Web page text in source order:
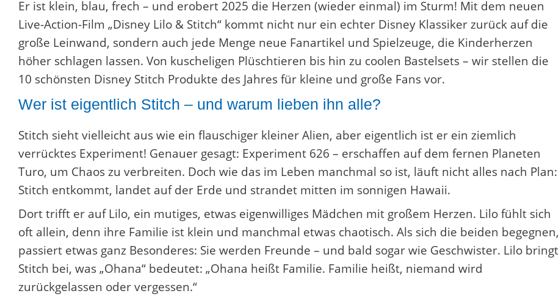
Er ist klein, blau, frech – und erobert 2025 die Herzen (wieder einmal) im Sturm! Mit dem neuen
Live-Action-Film „Disney Lilo & Stitch“ kommt nicht nur ein echter Disney Klassiker zurück auf die
große Leinwand, sondern auch jede Menge neue Fanartikel und Spielzeuge, die Kinderherzen
höher schlagen lassen. Von kuscheligen Plüschtieren bis hin zu coolen Bastelsets – wir stellen die
10 schönsten Disney Stitch Produkte des Jahres für kleine und große Fans vor.
Wer ist eigentlich Stitch – und warum lieben ihn alle?
Stitch sieht vielleicht aus wie ein flauschiger kleiner Alien, aber eigentlich ist er ein ziemlich
verrücktes Experiment! Genauer gesagt: Experiment 626 – erschaffen auf dem fernen Planeten
Turo, um Chaos zu verbreiten. Doch wie das im Leben manchmal so ist, läuft nicht alles nach Plan:
Stitch entkommt, landet auf der Erde und strandet mitten im sonnigen Hawaii.
Dort trifft er auf Lilo, ein mutiges, etwas eigenwilliges Mädchen mit großem Herzen. Lilo fühlt sich
oft allein, denn ihre Familie ist klein und manchmal etwas chaotisch. Als sich die beiden begegnen,
passiert etwas ganz Besonderes: Sie werden Freunde – und bald sogar wie Geschwister. Lilo bringt
Stitch bei, was „Ohana“ bedeutet: „Ohana heißt Familie. Familie heißt, niemand wird
zurückgelassen oder vergessen.“